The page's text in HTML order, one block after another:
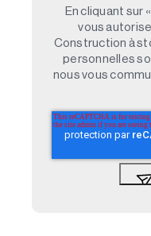
En cliquant sur
vous
Construction à
personnelles
nous vous